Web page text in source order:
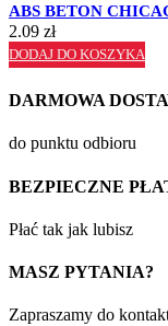
ABS BETON
2.09 zł
DODAJ DO KOSZYKA
DARMOWA
do punktu odbioru
BEZPIECZNE
Płać tak jak lubisz
MASZ PYTANIA?
Zapraszamy do